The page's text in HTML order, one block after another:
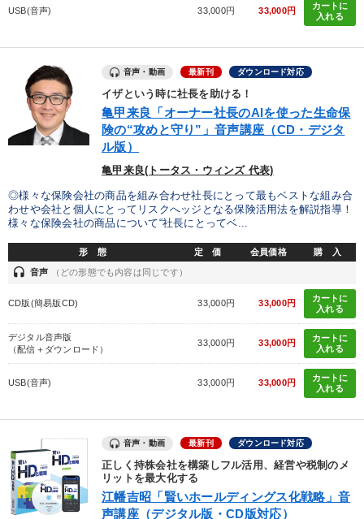
USB(音声) 33,000円 33,000円
カートに
入れる
音声・動画 最新刊 ダウンロード対応
イザという時に社長を助ける！
亀甲来良「オーナー社長のAIを使った生命保
険の“攻めと守り”」音声講座（CD・デジタ
ル版）
亀甲来良(トータス・ウィンズ 代表)
◎様々な保険会社の商品を組み合わせ社長にとって最もベストな組み合
わせや会社と個人にとってリスクへッジとなる保険活用法を解説指導！
様々な保険会社の商品について“社長にとってベ...
形 態 定 価 会員価格 購 入
headset 音声 （どの形態でも内容は同じです）
CD版(簡易版CD) 33,000円 33,000円
カートに
入れる
デジタル音声版
（配信＋ダウンロード）
33,000円 33,000円
カートに
入れる
USB(音声) 33,000円 33,000円
カートに
入れる
音声・動画 最新刊 ダウンロード対応
正しく持株会社を構築しフル活用、経営や税制のメ
リットを最大化する
江幡吉昭「賢いホールディングス化戦略」音
声講座（デジタル版・CD版対応）